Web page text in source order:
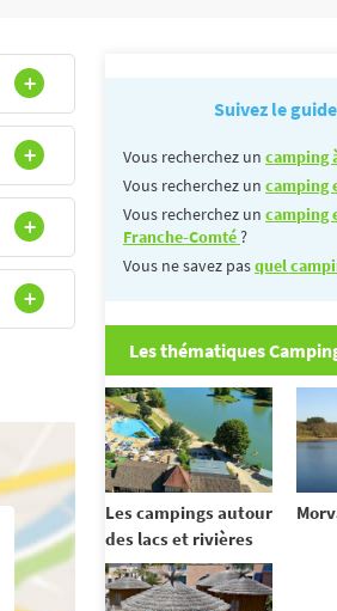
Suivez le
Vous recherchez un camping
Vous recherchez un camping
Vous recherchez un camping
Franche-Comté?
Vous ne savez pasquel
Les thématiques
Les campings autour
des lacs et rivières